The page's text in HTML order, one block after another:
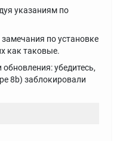
указаниям по
по установке
как таковые.
убедитесь,
8b) заблокировали